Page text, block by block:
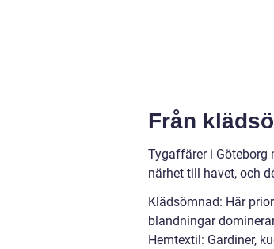
Från
Tygaffärer i Göteborg
närhet till havet, och
Klädsömnad: Här
blandningar
Hemtextil: Gardiner,